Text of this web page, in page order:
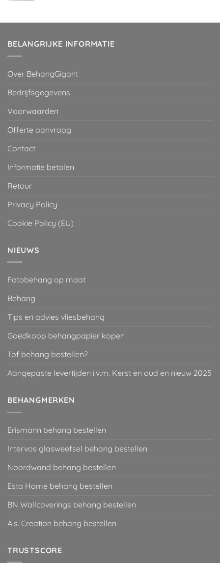
€ 29,95.€ 2,00.
BELANGRIJKE INFORMATIE
Over BehangGigant
Bedrijfsgegevens
Voorwaarden
Offerte aanvraag
Contact
Informatie betalen
Retour
Privacy Policy
Cookie Policy (EU)
NIEUWS
Fotobehang op maat
Behang
Tips en advies vliesbehang
Goedkoop behangpapier kopen
Tof behang bestellen?
Aangepaste levertijden i.v.m. Kerst en oud en nieuw 2025
BEHANGMERKEN
Erismann behang bestellen
Intervos glasweefsel behang bestellen
Noordwand behang bestellen
Esta Home behang bestellen
BN Wallcoverings behang bestellen
A.s. Creation behang bestellen
TRUSTSCORE